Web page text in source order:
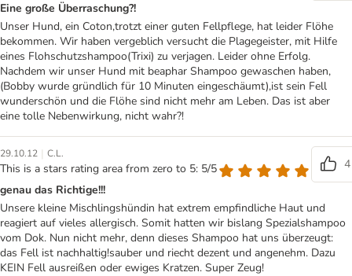
Eine große Überraschung?!
Unser Hund, ein Coton,trotzt einer guten Fellpflege, hat leider Flöhe
bekommen. Wir haben vergeblich versucht die Plagegeister, mit Hilfe
eines Flohschutzshampoo(Trixi) zu verjagen. Leider ohne Erfolg.
Nachdem wir unser Hund mit beaphar Shampoo gewaschen haben,
(Bobby wurde gründlich für 10 Minuten eingeschäumt),ist sein Fell
wunderschön und die Flöhe sind nicht mehr am Leben. Das ist aber
eine tolle Nebenwirkung, nicht wahr?!
29.10.12 | C.L.
This is a stars rating area from zero to 5: 5/5
4
genau das Richtige!!!
Unsere kleine Mischlingshündin hat extrem empfindliche Haut und
reagiert auf vieles allergisch. Somit hatten wir bislang Spezialshampoo
vom Dok. Nun nicht mehr, denn dieses Shampoo hat uns überzeugt:
das Fell ist nachhaltig!sauber und riecht dezent und angenehm. Dazu
KEIN Fell ausreißen oder ewiges Kratzen. Super Zeug!